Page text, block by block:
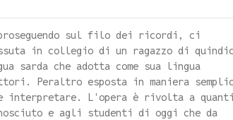
sul filo dei ricordi, ci
in collegio di un ragazzo di
che adotta come sua lingua
Peraltro esposta in maniera
interpretare. L'opera è rivolta a quanti
e agli studenti di oggi che da